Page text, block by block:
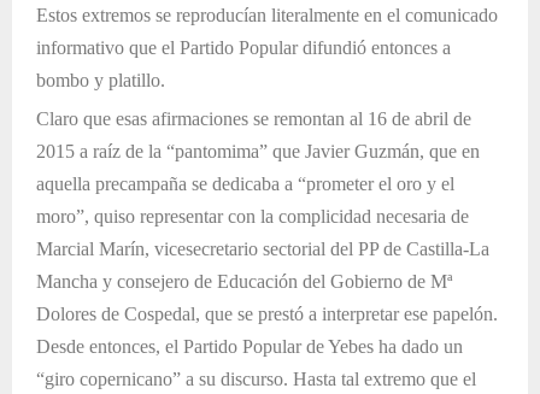
Estos extremos se reproducían literalmente en el comunicado
informativo que el Partido Popular difundió entonces a
bombo y platillo.
Claro que esas afirmaciones se remontan al 16 de abril de
2015 a raíz de la “pantomima” que Javier Guzmán, que en
aquella precampaña se dedicaba a “prometer el oro y el
moro”, quiso representar con la complicidad necesaria de
Marcial Marín, vicesecretario sectorial del PP de Castilla-La
Mancha y consejero de Educación del Gobierno de Mª
Dolores de Cospedal, que se prestó a interpretar ese papelón.
Desde entonces, el Partido Popular de Yebes ha dado un
“giro copernicano” a su discurso. Hasta tal extremo que el